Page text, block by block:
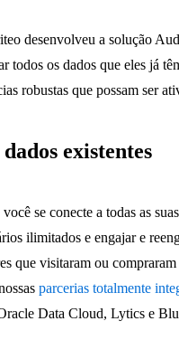
desenvolveu a solução
todos os dados que eles já
robustas que possam ser
existentes
se conecte a todas as
ilimitados e engajar e
que visitaram ou
parcerias totalmente
Data Cloud, Lytics e